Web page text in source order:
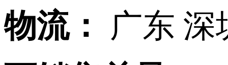
物流：
广东 深